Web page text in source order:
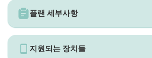
플랜 세부사항
지원되는 장치들